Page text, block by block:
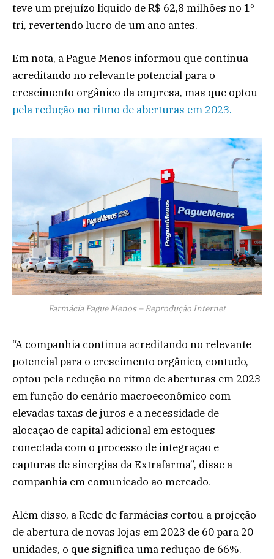
teve um prejuízo líquido de R$ 62,8 milhões no 1º
tri, revertendo lucro de um ano antes.
Em nota, a Pague Menos informou que continua
acreditando no relevante potencial para o
crescimento orgânico da empresa, mas que optou
pela redução no ritmo de aberturas em 2023.
Farmácia Pague Menos – Reprodução Internet
“A companhia continua acreditando no relevante
potencial para o crescimento orgânico, contudo,
optou pela redução no ritmo de aberturas em 2023
em função do cenário macroeconômico com
elevadas taxas de juros e a necessidade de
alocação de capital adicional em estoques
conectada com o processo de integração e
capturas de sinergias da Extrafarma”, disse a
companhia em comunicado ao mercado.
Além disso, a Rede de farmácias cortou a projeção
de abertura de novas lojas em 2023 de 60 para 20
unidades, o que significa uma redução de 66%.